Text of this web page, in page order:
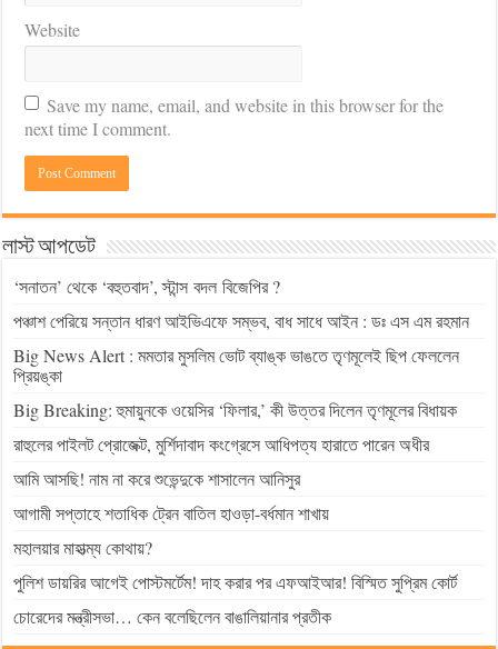
Website
Save my name, email, and website in this browser for the
next time I comment.
লাস্ট আপডেট
‘সনাতন’ থেকে ‘বহুতবাদ’, স্টান্স বদল বিজেপির ?
পঞ্চাশ পেরিয়ে সন্তান ধারণ আইভিএফে সম্ভব, বাধ সাধে আইন : ডঃ এস এম রহমান
Big News Alert : মমতার মুসলিম ভোট ব্যাঙ্ক ভাঙতে তৃণমূলেই ছিপ ফেললেন
প্রিয়ঙ্কা
Big Breaking: হুমায়ুনকে ওয়েসির ‘ফিলার,’ কী উত্তর দিলেন তৃণমূলের বিধায়ক
রাহুলের পাইলট প্রোজেক্ট, মুর্শিদাবাদ কংগ্রেসে আধিপত্য হারাতে পারেন অধীর
আমি আসছি! নাম না করে শুভেন্দুকে শাসালেন আনিসুর
আগামী সপ্তাহে শতাধিক ট্রেন বাতিল হাওড়া-বর্ধমান শাখায়
মহালয়ার মাহাত্ম্য কোথায়?
পুলিশ ডায়রির আগেই পোস্টমর্টেম! দাহ করার পর এফআইআর! বিস্মিত সুপ্রিম কোর্ট
চোরেদের মন্ত্রীসভা… কেন বলেছিলেন বাঙালিয়ানার প্রতীক